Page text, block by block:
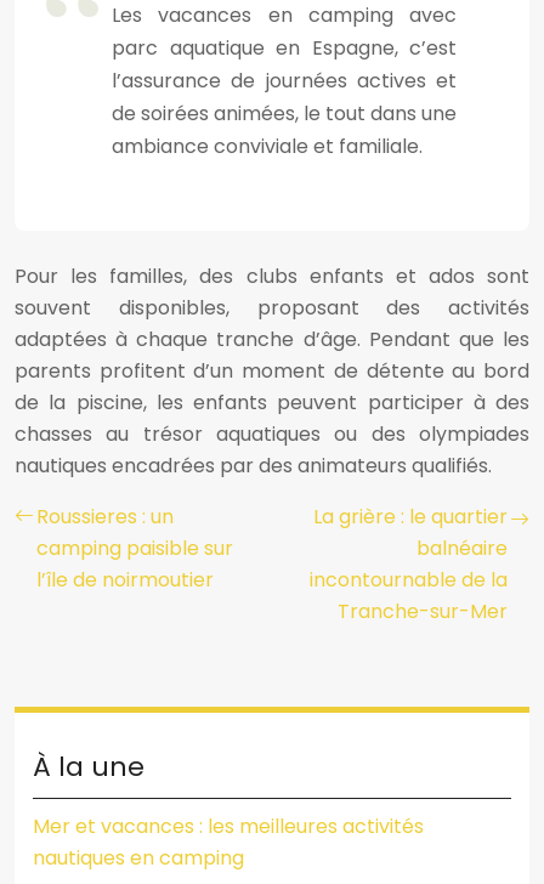
Les vacances en camping avec
parc aquatique en Espagne, c’est
l’assurance de journées actives et
de soirées animées, le tout dans une
ambiance conviviale et familiale.
Pour les familles, des clubs enfants et ados sont
souvent disponibles, proposant des activités
adaptées à chaque tranche d’âge. Pendant que les
parents profitent d’un moment de détente au bord
de la piscine, les enfants peuvent participer à des
chasses au trésor aquatiques ou des olympiades
nautiques encadrées par des animateurs qualifiés.
Roussieres : un
camping paisible sur
l’île de noirmoutier
La grière : le quartier
balnéaire
incontournable de la
Tranche-sur-Mer
À la une
Mer et vacances : les meilleures activités
nautiques en camping